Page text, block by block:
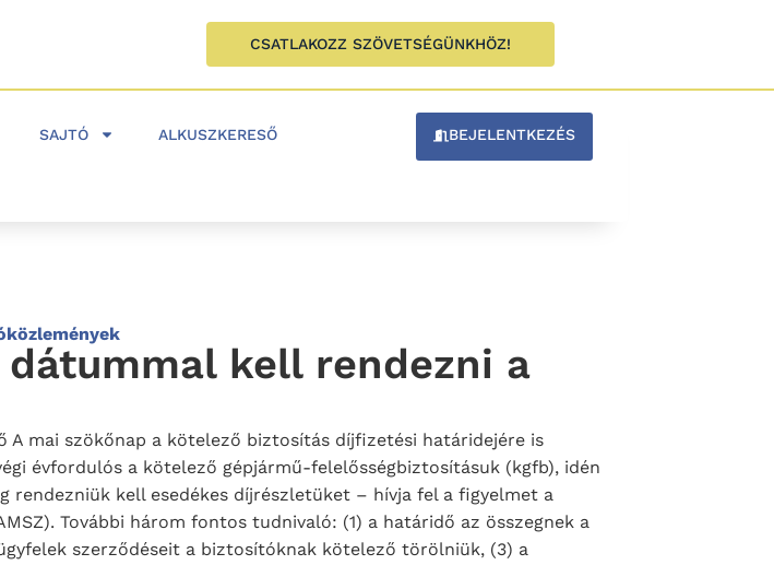
CSATLAKOZZ SZÖVETSÉGÜNKHÖZ!
SAJTÓ ALKUSZKERESŐ BEJELENTKEZÉS
kell rendezni a
mai szökőnap a kötelező biztosítás díjfizetési határidejére is
évfordulós a kötelező gépjármű-felelősségbiztosításuk (kgfb), idén
kell esedékes díjrészletüket – hívja fel a figyelmet a
További három fontos tudnivaló: (1) a határidő az összegnek a
szerződéseit a biztosítóknak kötelező törölniük, (3) a